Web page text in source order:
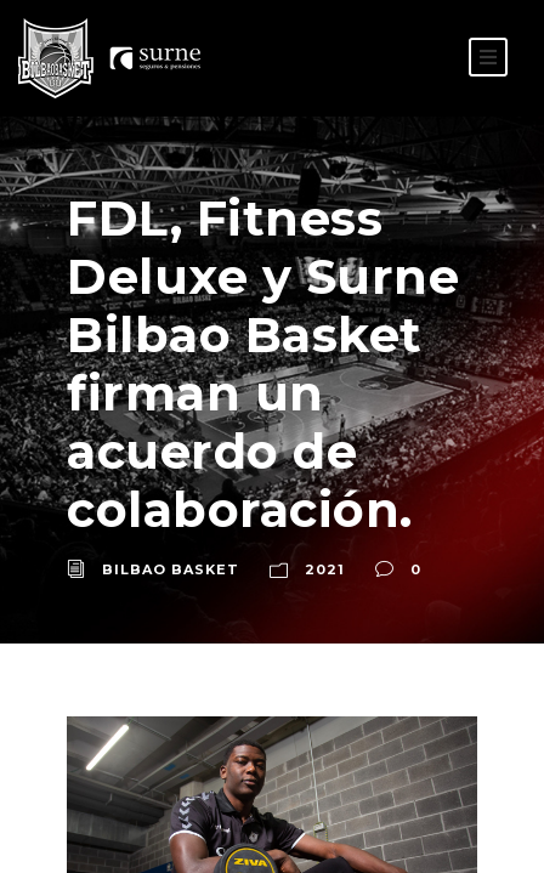
FDL, Fitness
Deluxe y Surne
Bilbao Basket
firman un
acuerdo de
colaboración.
BILBAO BASKET 2021 0